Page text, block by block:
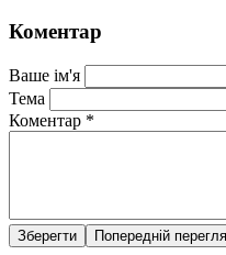
Коментар
Ваше ім'я
Тема
Коментар *